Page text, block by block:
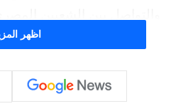
وأكدت الاحتفالية على الدور
والتبادل التجاري بين مصر
في ربط القاهرة بعشرات
اظهر